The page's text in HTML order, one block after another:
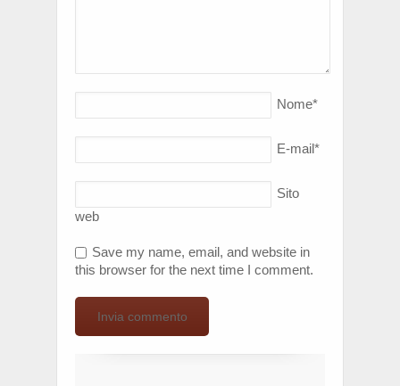
Nome*
E-mail*
Sito
web
Save my name, email, and website in
this browser for the next time I comment.